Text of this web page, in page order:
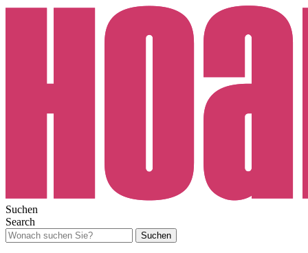
Suchen
Search
Suchen